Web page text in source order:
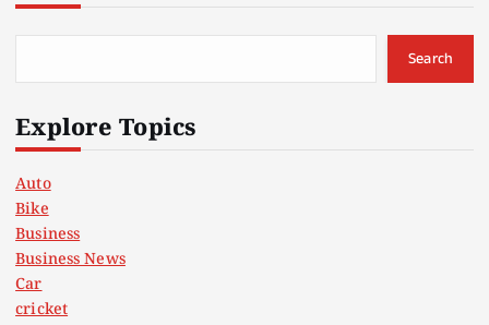
Search
Explore Topics
Auto
Bike
Business
Business News
Car
cricket